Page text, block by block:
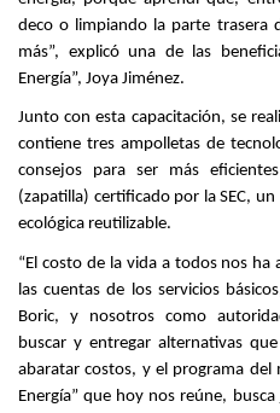
deco o limpiando la parte trasera
más”, explicó una de las
Energía”, Joya Jiménez.
Junto con esta capacitación, se
contiene tres ampolletas de
consejos para ser más
(zapatilla) certificado por la SEC,
ecológica reutilizable.
“El costo de la vida a todos nos
las cuentas de los servicios
Boric, y nosotros como
buscar y entregar alternativas
abaratar costos, y el programa del
Energía” que hoy nos reúne,